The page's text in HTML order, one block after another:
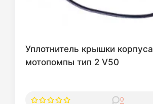
Уплотнитель крышки корпуса
мотопомпы тип 2 V50
0